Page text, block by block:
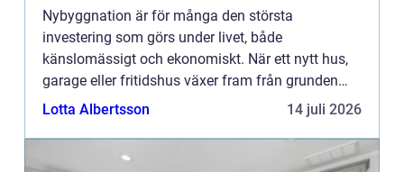
Nybyggnation är för många den största
investering som görs under livet, både
känslomässigt och ekonomiskt. När ett nytt hus,
garage eller fritidshus växer fram från grunden
formas inte bara v&...
Lotta Albertsson 14 juli 2026